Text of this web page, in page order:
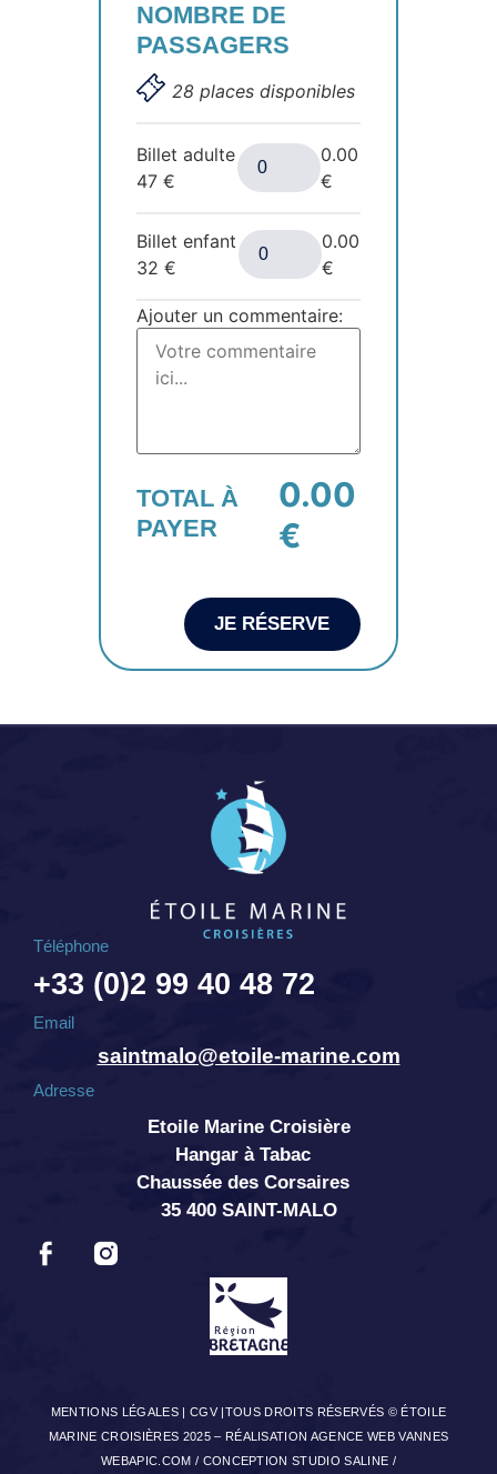
NOMBRE DE
PASSAGERS
28 places disponibles
Billet adulte
47€
0.00
€
Billet enfant
32€
0.00
€
Ajouter un commentaire:
TOTAL À
PAYER
0.00
€
JE RÉSERVE
Téléphone
+33 (0)2 99 40 48 72
Email
saintmalo@etoile-marine.com
Adresse
Etoile Marine Croisière
Hangar à Tabac
Chaussée des Corsaires
35 400 SAINT-MALO
MENTIONS LÉGALES |CGV |TOUS DROITS RÉSERVÉS © ÉTOILE
MARINE CROISIÈRES 2025 – RÉALISATION AGENCE WEB VANNES
WEBAPIC.COM / CONCEPTION STUDIO SALINE /